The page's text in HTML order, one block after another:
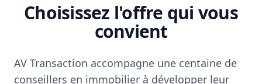
Choisissez l'offre qui vous
convient
AV Transaction accompagne une centaine de
conseillers en immobilier à développer leur